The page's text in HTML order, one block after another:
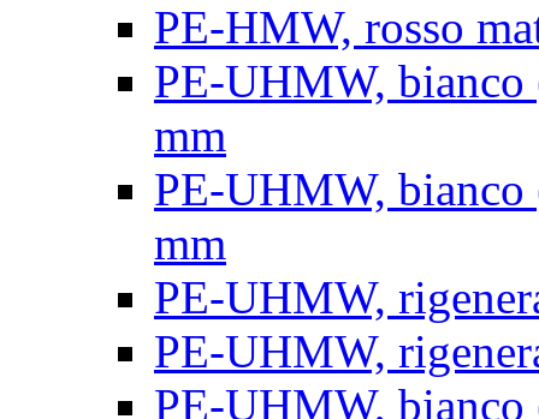
PE-HMW, rosso
PE-UHMW, bianco
mm
PE-UHMW, bianco
mm
PE-UHMW,
PE-UHMW,
PE-UHMW,